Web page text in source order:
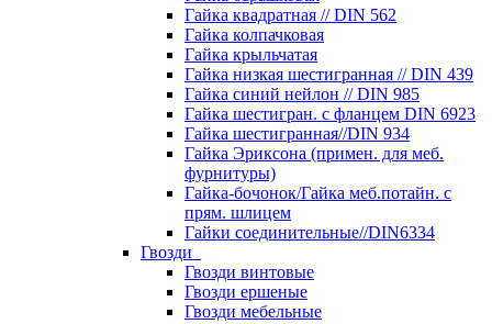
Гайка квадратная // DIN 562
Гайка колпачковая
Гайка крыльчатая
Гайка низкая шестигранная // DIN 439
Гайка синий нейлон // DIN 985
Гайка шестигран. с фланцем DIN 6923
Гайка шестигранная//DIN 934
Гайка Эриксона (примен. для меб.
фурнитуры)
Гайка-бочонок/Гайка меб.потайн. с
прям. шлицем
Гайки соединительные//DIN6334
Гвозди
Гвозди винтовые
Гвозди ершеные
Гвозди мебельные